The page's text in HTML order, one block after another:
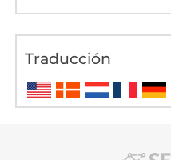
Traducción